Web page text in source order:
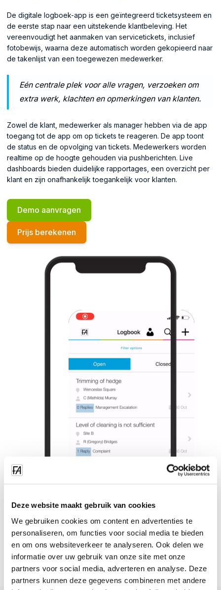
Deze website maakt gebruik van cookies
We gebruiken cookies om content en advertenties te
personaliseren, om functies voor social media te bieden
en om ons websiteverkeer te analyseren. Ook delen we
informatie over uw gebruik van onze site met onze
partners voor social media, adverteren en analyse. Deze
partners kunnen deze gegevens combineren met andere
De digitale logboek-app is een geïntegreerd ticketsysteem en
de eerste stap naar een uitstekende klantbeleving. Het
vereenvoudigt het aanmaken van servicetickets, inclusief
fotobewijs, waarna deze automatisch worden gekopieerd naar
de takenlijst van een toegewezen medewerker.
Eén centrale plek voor alle vragen, verzoeken om
extra werk, klachten en opmerkingen van klanten.
Zowel de klant, medewerker als manager hebben via de app
toegang tot de app om op tickets te reageren. De app toont
de status en de opvolging van tickets. Medewerkers worden
realtime op de hoogte gehouden via pushberichten. Live
dashboards bieden duidelijke rapportages, een overzicht per
klant en zijn onafhankelijk toegankelijk voor klanten.
Demo aanvragen
Prijs berekenen